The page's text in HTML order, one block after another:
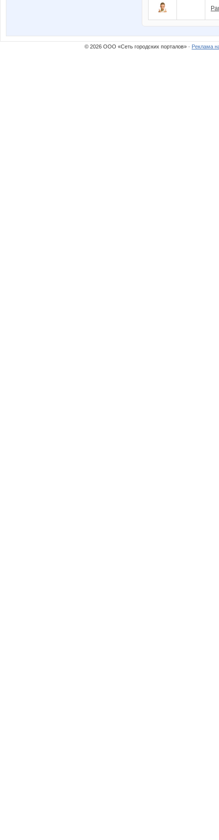
© 2026 ООО «Сеть городских порталов» · Реклама